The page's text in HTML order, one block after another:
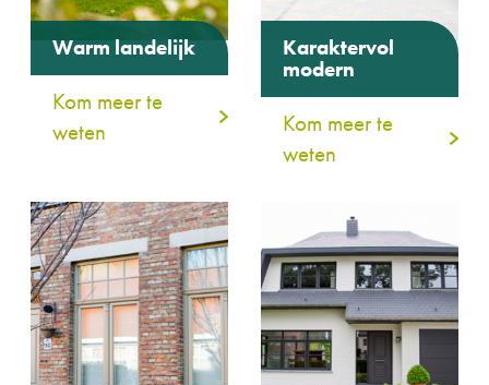
Warm landelijk
Kom meer te
weten
Karaktervol
modern
Kom meer te
weten